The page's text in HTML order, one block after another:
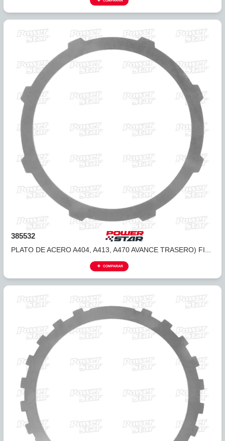
PLATO ACERO 45RFE, 5-45RFE 4TA (20D/U3/.098) 99-